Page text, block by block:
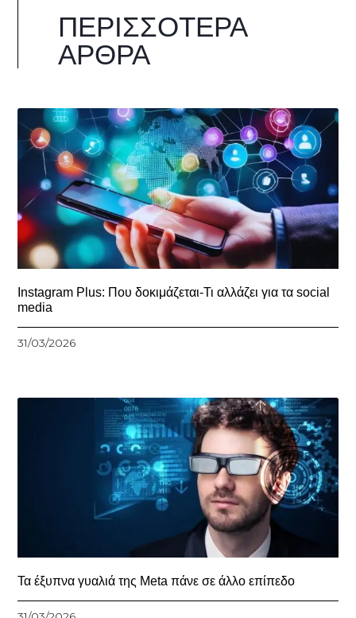
ΠΕΡΙΣΣΌΤΕΡΑ
ΆΡΘΡΑ
Instagram Plus: Που δοκιμάζεται-Τι αλλάζει για τα social
media
31/03/2026
Τα έξυπνα γυαλιά της Meta πάνε σε άλλο επίπεδο